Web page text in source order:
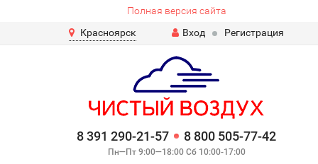
Полная версия сайта
Красноярск
Вход Регистрация
8 391 290-21-57 8 800 505-77-42
Пн—Пт 9:00—18:00 Сб 10:00-17:00